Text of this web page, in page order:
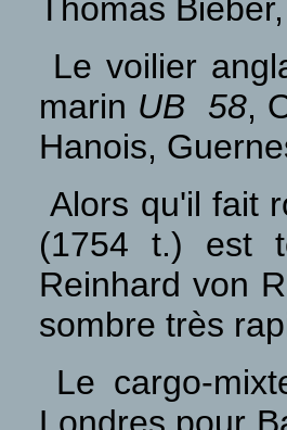
Thomas
Le voilier
marin UB 58,
Hanois,
Alors qu'il fait
(1754 t.) est
Reinhard von
sombre très
Le cargo-